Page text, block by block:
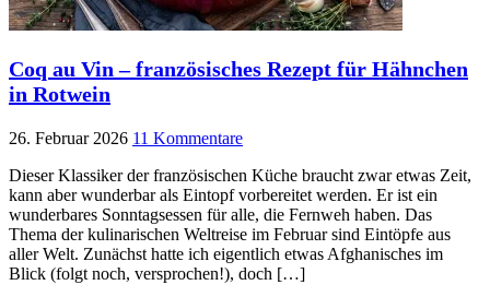
Coq au Vin – französisches Rezept für Hähnchen
in Rotwein
26. Februar 2026 11 Kommentare
Dieser Klassiker der französischen Küche braucht zwar etwas Zeit,
kann aber wunderbar als Eintopf vorbereitet werden. Er ist ein
wunderbares Sonntagsessen für alle, die Fernweh haben. Das
Thema der kulinarischen Weltreise im Februar sind Eintöpfe aus
aller Welt. Zunächst hatte ich eigentlich etwas Afghanisches im
Blick (folgt noch, versprochen!), doch […]